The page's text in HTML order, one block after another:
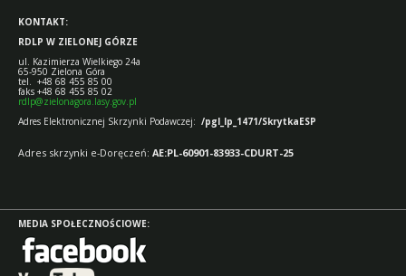
KONTAKT:
RDLP W ZIELONEJ GÓRZE
ul. Kazimierza Wielkiego 24a
65-950 Zielona Góra
tel. +48 68 455 85 00
faks +48 68 455 85 02
rdlp@zielonagora.lasy.gov.pl
Adres Elektronicznej Skrzynki Podawczej: /pgl_lp_1471/SkrytkaESP
Adres skrzynki e-Doręczeń: AE:PL-60901-83933-CDURT-25
MEDIA SPOŁECZNOŚCIOWE: